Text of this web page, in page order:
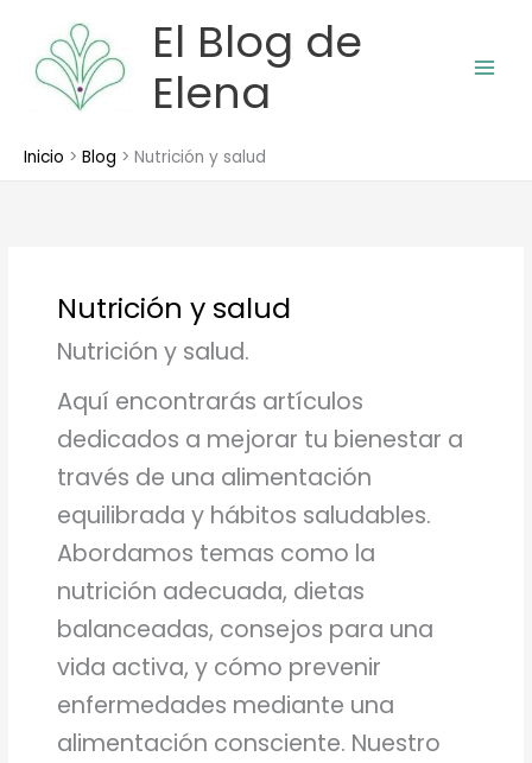
contenido
El Blog de
Elena
Inicio Blog Nutrición y salud
Nutrición y salud
Nutrición y salud.
Aquí encontrarás artículos
dedicados a mejorar tu bienestar a
través de una alimentación
equilibrada y hábitos saludables.
Abordamos temas como la
nutrición adecuada, dietas
balanceadas, consejos para una
vida activa, y cómo prevenir
enfermedades mediante una
alimentación consciente. Nuestro